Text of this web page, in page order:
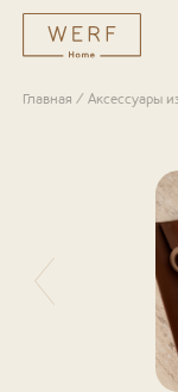
Главная / Аксессуары